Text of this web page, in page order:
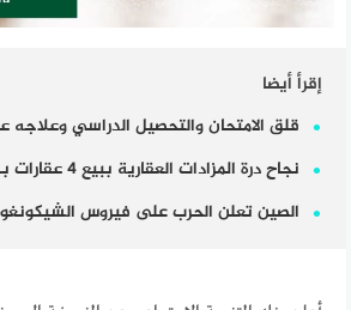
إقرأ أيضا
قلق الامتحان والتحصيل الدراسي وعلاجه
نجاح درة المزادات العقارية ببيع 4 عقارات بـ110 مليون ريال
الصين تعلن الحرب على فيروس